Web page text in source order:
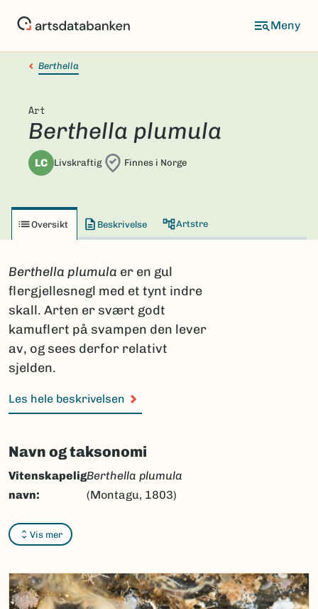
Berthella
Art
Berthella plumula
LC Livskraftig Finnes i Norge
Oversikt Beskrivelse Artstre
Berthella plumula er en gul
flergjellesnegl med et tynt indre
skall. Arten er svært godt
kamuflert på svampen den lever
av, og sees derfor relativt
sjelden.
Les hele beskrivelsen
Navn og taksonomi
Vis mer
Vitenskapelig
navn:
Berthella plumula
(Montagu, 1803)
Synonymer:
Bokmål:Ingen
Nynorsk:Ingen
Nordsamisk/Davvisámegiella:Ingen